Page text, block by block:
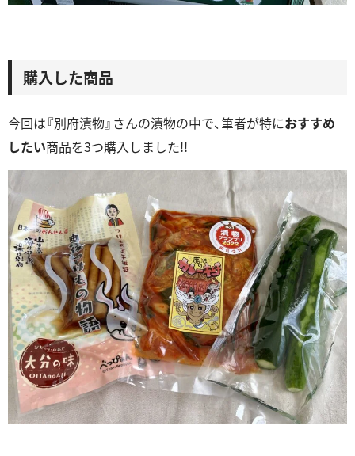
購入した商品
今回は『別府漬物』さんの漬物の中で、筆者が特におすすめ
したい商品を3つ購入しました!!